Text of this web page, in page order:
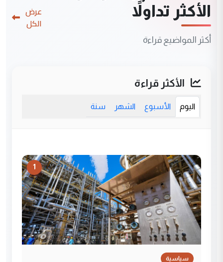
الأكثر تداولاً
أكثر المواضيع قراءة
عرض
الكل
الأكثر قراءة
اليوم الأسبوع الشهر سنة
1
سياسية